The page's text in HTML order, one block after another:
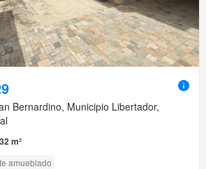
Bernardino, Municipio Libertador,
m²
amueblado